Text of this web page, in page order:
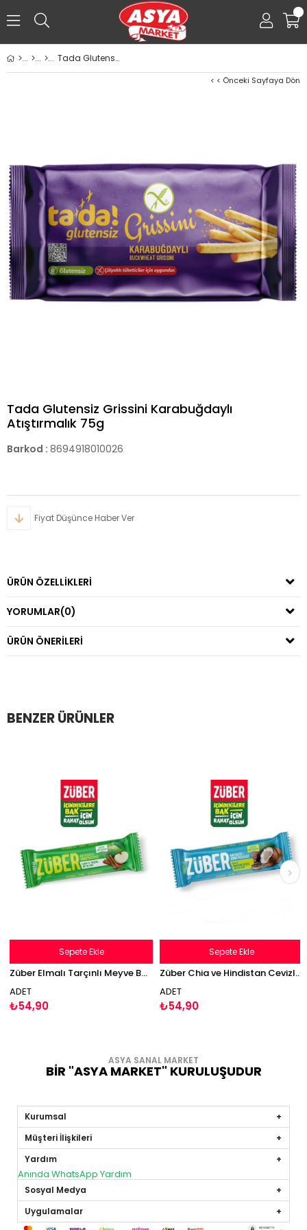
0
Tada Glutensiz Grissini Karabuğdaylı Atıştırmalık 75g
< < Önceki Sayfaya Dön
Tada Glutensiz Grissini Karabuğdaylı
Atıştırmalık 75g
Barkod : 8694918010026
Fiyat Düşünce Haber Ver
ÜRÜN ÖZELLIKLERI
YORUMLAR(0)
ÜRÜN ÖNERILERI
BENZER ÜRÜNLER
Züber Elmalı Tarçınlı Meyve Bar 40g Glutensiz Vegan
ADET
₺54,90
Sepete Ekle
Züber Chia ve Hindistan Cevizli Meyve Bar 40g Glutensiz Vegan
ADET
₺54,90
Sepete Ekle
ASYA SANAL MARKET
BİR "ASYA MARKET" KURULUŞUDUR
Kurumsal
Müşteri İlişkileri
Yardım
Anında WhatsApp Yardım
Sosyal Medya
Uygulamalar